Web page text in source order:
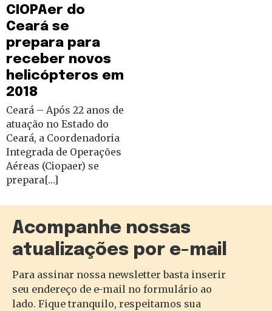
CIOPAer do
Ceará se
prepara para
receber novos
helicópteros em
2018
Ceará – Após 22 anos de
atuação no Estado do
Ceará, a Coordenadoria
Integrada de Operações
Aéreas (Ciopaer) se
prepara[…]
Acompanhe nossas
atualizações por e-mail
Para assinar nossa newsletter basta inserir
seu endereço de e-mail no formulário ao
lado. Fique tranquilo, respeitamos sua